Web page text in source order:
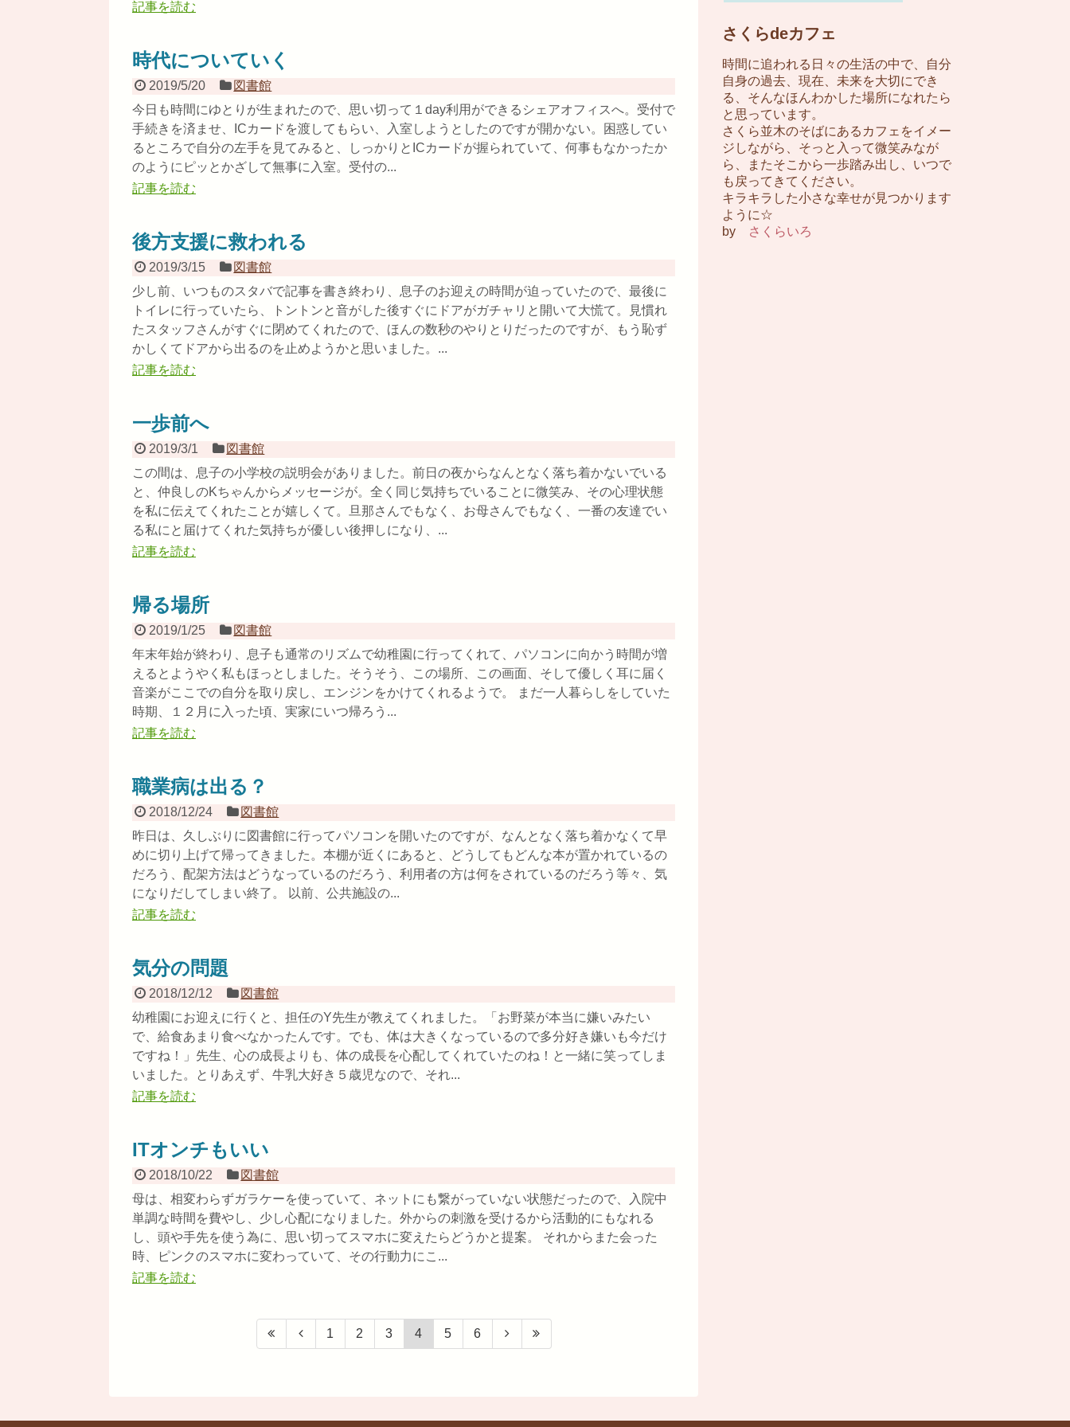
記事を読む
時代についていく
2019/5/20
図書館
今日も時間にゆとりが生まれたので、思い切って１day利用ができるシェアオフィスへ。受付で
手続きを済ませ、ICカードを渡してもらい、入室しようとしたのですが開かない。困惑してい
るところで自分の左手を見てみると、しっかりとICカードが握られていて、何事もなかったか
のようにピッとかざして無事に入室。受付の...
記事を読む
後方支援に救われる
2019/3/15
図書館
少し前、いつものスタバで記事を書き終わり、息子のお迎えの時間が迫っていたので、最後に
トイレに行っていたら、トントンと音がした後すぐにドアがガチャリと開いて大慌て。見慣れ
たスタッフさんがすぐに閉めてくれたので、ほんの数秒のやりとりだったのですが、もう恥ず
かしくてドアから出るのを止めようかと思いました。...
記事を読む
一歩前へ
2019/3/1
図書館
この間は、息子の小学校の説明会がありました。前日の夜からなんとなく落ち着かないでいる
と、仲良しのKちゃんからメッセージが。全く同じ気持ちでいることに微笑み、その心理状態
を私に伝えてくれたことが嬉しくて。旦那さんでもなく、お母さんでもなく、一番の友達でい
る私にと届けてくれた気持ちが優しい後押しになり、...
記事を読む
帰る場所
2019/1/25
図書館
年末年始が終わり、息子も通常のリズムで幼稚園に行ってくれて、パソコンに向かう時間が増
えるとようやく私もほっとしました。そうそう、この場所、この画面、そして優しく耳に届く
音楽がここでの自分を取り戻し、エンジンをかけてくれるようで。 まだ一人暮らしをしていた
時期、１２月に入った頃、実家にいつ帰ろう...
記事を読む
職業病は出る？
2018/12/24
図書館
昨日は、久しぶりに図書館に行ってパソコンを開いたのですが、なんとなく落ち着かなくて早
めに切り上げて帰ってきました。本棚が近くにあると、どうしてもどんな本が置かれているの
だろう、配架方法はどうなっているのだろう、利用者の方は何をされているのだろう等々、気
になりだしてしまい終了。 以前、公共施設の...
記事を読む
気分の問題
2018/12/12
図書館
幼稚園にお迎えに行くと、担任のY先生が教えてくれました。「お野菜が本当に嫌いみたい
で、給食あまり食べなかったんです。でも、体は大きくなっているので多分好き嫌いも今だけ
ですね！」先生、心の成長よりも、体の成長を心配してくれていたのね！と一緒に笑ってしま
いました。とりあえず、牛乳大好き５歳児なので、それ...
記事を読む
ITオンチもいい
2018/10/22
図書館
母は、相変わらずガラケーを使っていて、ネットにも繋がっていない状態だったので、入院中
単調な時間を費やし、少し心配になりました。外からの刺激を受けるから活動的にもなれる
し、頭や手先を使う為に、思い切ってスマホに変えたらどうかと提案。 それからまた会った
時、ピンクのスマホに変わっていて、その行動力にこ...
記事を読む
1 2 3 4 5 6
さくらdeカフェ
時間に追われる日々の生活の中で、自分
自身の過去、現在、未来を大切にでき
る、そんなほんわかした場所になれたら
と思っています。
さくら並木のそばにあるカフェをイメー
ジしながら、そっと入って微笑みなが
ら、またそこから一歩踏み出し、いつで
も戻ってきてください。
キラキラした小さな幸せが見つかります
ように☆
by
さくらいろ